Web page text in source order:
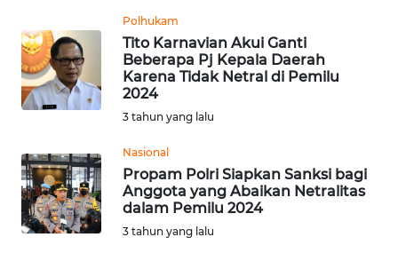
Polhukam
Tito Karnavian Akui Ganti
Beberapa Pj Kepala Daerah
Karena Tidak Netral di Pemilu
2024
3 tahun yang lalu
Nasional
Propam Polri Siapkan Sanksi bagi
Anggota yang Abaikan Netralitas
dalam Pemilu 2024
3 tahun yang lalu
WN
LABUHANBATU
WN
WN DELI
SERDANG